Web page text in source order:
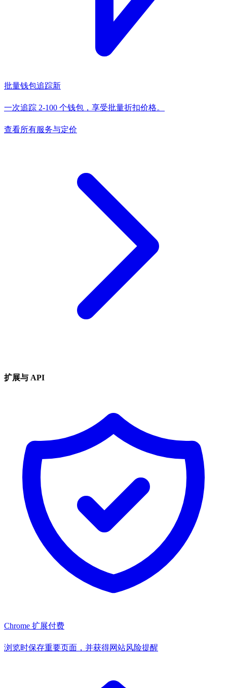
批量钱包追踪新
一次追踪 2-100 个钱包，享受批量折扣价格。
查看所有服务与定价
扩展与 API
Chrome 扩展付费
浏览时保存重要页面，并获得网站风险提醒